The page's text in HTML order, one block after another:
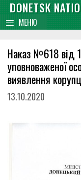
content
Skip
to
content
DONETSK
МЕНЮ
Наказ №618 від
уповноваженої
виявлення
13.10.2020